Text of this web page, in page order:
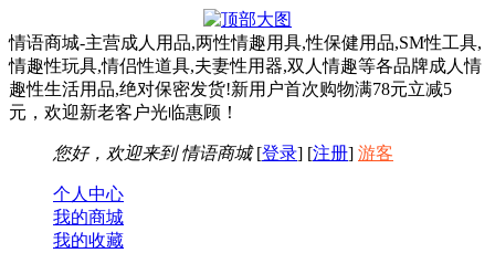
情语商城-主营成人用品,两性情趣用具,性保健用品,SM性工具,
情趣性玩具,情侣性道具,夫妻性用器,双人情趣等各品牌成人情
趣性生活用品,绝对保密发货!新用户首次购物满78元立减5
元，欢迎新老客户光临惠顾！
您好，欢迎来到 情语商城[登录] [注册] 游客
个人中心
我的商城
我的收藏